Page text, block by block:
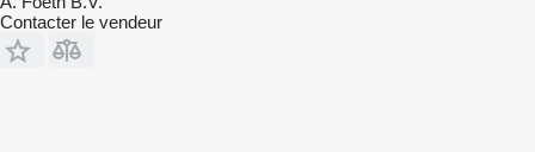
Contacter le vendeur